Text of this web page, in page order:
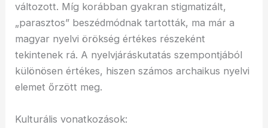
változott. Míg korábban gyakran stigmatizált,
„parasztos” beszédmódnak tartották, ma már a
magyar nyelvi örökség értékes részeként
tekintenek rá. A nyelvjáráskutatás szempontjából
különösen értékes, hiszen számos archaikus nyelvi
elemet őrzött meg.
Kulturális vonatkozások: